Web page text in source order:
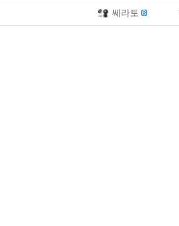
쎄라토